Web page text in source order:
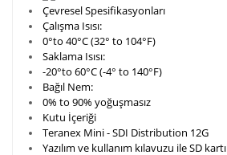
Çevresel Spesifikasyonları
Çalışma Isısı:
0°to 40°C (32° to 104°F)
Saklama Isısı:
-20°to 60°C (-4° to 140°F)
Bağıl Nem:
0% to 90% yoğuşmasız
Kutu İçeriği
Teranex Mini - SDI Distribution 12G
Yazılım ve kullanım kılavuzu ile SD kartı